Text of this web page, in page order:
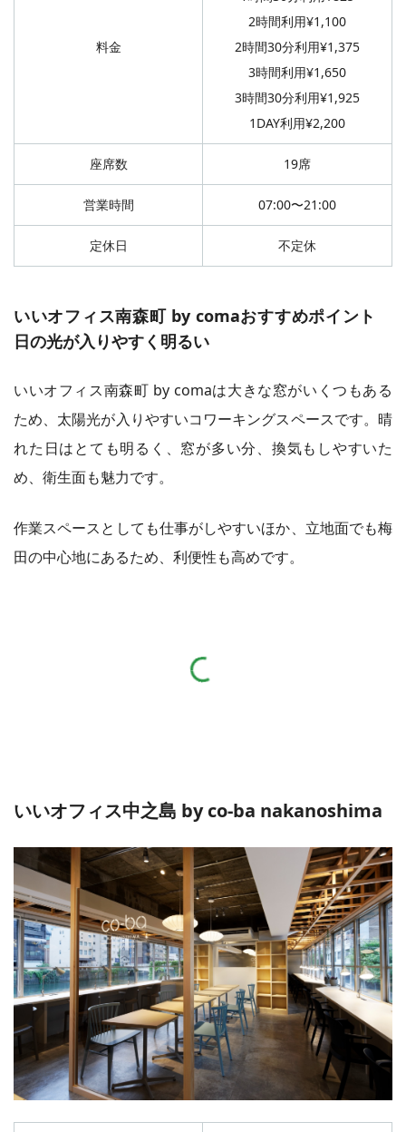
料金
2時間利用¥1,100
2時間30分利用¥1,375
3時間利用¥1,650
3時間30分利用¥1,925
1DAY利用¥2,200
座席数 19席
営業時間 07:00〜21:00
定休日 不定休
いいオフィス南森町 by comaおすすめポイント
日の光が入りやすく明るい
いいオフィス南森町 by comaは大きな窓がいくつもある
ため、太陽光が入りやすいコワーキングスペースです。晴
れた日はとても明るく、窓が多い分、換気もしやすいた
め、衛生面も魅力です。
作業スペースとしても仕事がしやすいほか、立地面でも梅
田の中心地にあるため、利便性も高めです。
いいオフィス中之島 by co-ba nakanoshima